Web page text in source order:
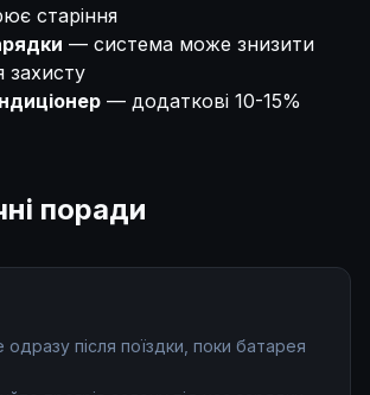
старіння
— система може знизити
захисту
— додаткові 10-15%
поради
після поїздки, поки батарея